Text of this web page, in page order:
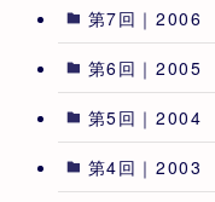
第7回｜2006
第6回｜2005
第5回｜2004
第4回｜2003